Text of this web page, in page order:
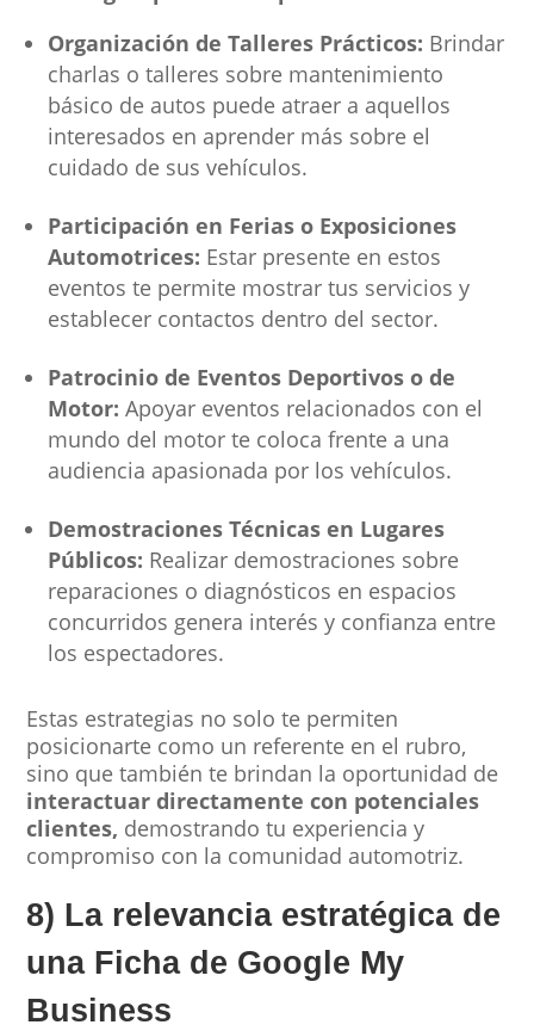
Organización de Talleres Prácticos: Brindar
charlas o talleres sobre mantenimiento
básico de autos puede atraer a aquellos
interesados en aprender más sobre el
cuidado de sus vehículos.
Participación en Ferias o Exposiciones
Automotrices: Estar presente en estos
eventos te permite mostrar tus servicios y
establecer contactos dentro del sector.
Patrocinio de Eventos Deportivos o de
Motor: Apoyar eventos relacionados con el
mundo del motor te coloca frente a una
audiencia apasionada por los vehículos.
Demostraciones Técnicas en Lugares
Públicos: Realizar demostraciones sobre
reparaciones o diagnósticos en espacios
concurridos genera interés y confianza entre
los espectadores.
Estas estrategias no solo te permiten
posicionarte como un referente en el rubro,
sino que también te brindan la oportunidad de
interactuar directamente con potenciales
clientes, demostrando tu experiencia y
compromiso con la comunidad automotriz.
8) La relevancia estratégica de
una Ficha de Google My
Business